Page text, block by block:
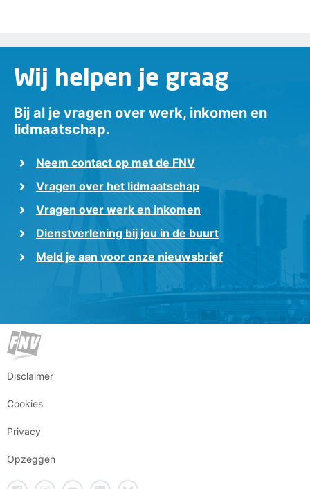
Wij helpen je graag
Bij al je vragen over werk, inkomen en
lidmaatschap.
Neem contact op met de FNV
Vragen over het lidmaatschap
Vragen over werk en inkomen
Dienstverlening bij jou in de buurt
Meld je aan voor onze nieuwsbrief
Disclaimer
Cookies
Privacy
Opzeggen